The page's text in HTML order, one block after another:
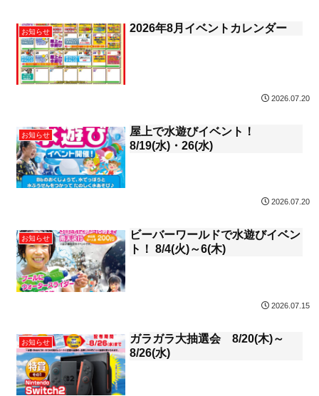
お知らせ 2026年8月イベントカレンダー
2026.07.20
お知らせ
屋上で水遊びイベント！
8/19(水)・26(水)
2026.07.20
お知らせ
ビーバーワールドで水遊びイベン
ト！ 8/4(火)～6(木)
2026.07.15
お知らせ
ガラガラ大抽選会 8/20(木)～
8/26(水)